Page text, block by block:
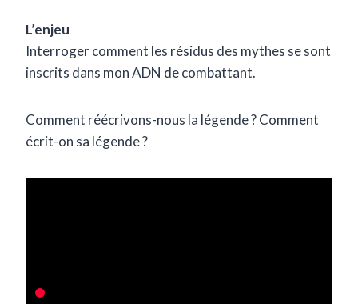
L’enjeu
Interroger comment les résidus des mythes se sont
inscrits dans mon ADN de combattant.
Comment réécrivons-nous la légende ? Comment
écrit-on sa légende ?